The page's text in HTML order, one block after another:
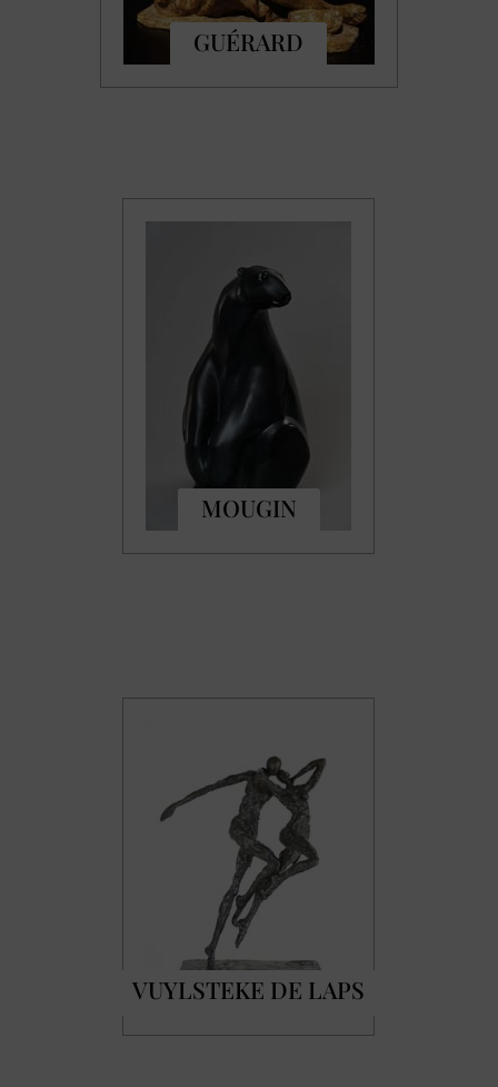
GUÉRARD
MOUGIN
VUYLSTEKE DE LAPS